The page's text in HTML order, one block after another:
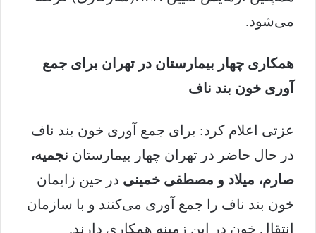
می‌شود.
همکاری چهار بیمارستان در تهران برای جمع
آوری خون بند ناف
عزتی اعلام کرد: برای جمع آوری خون بند ناف
در حال حاضر در تهران چهار بیمارستان نجمیه،
صارم، میلاد و مصطفی خمینی در حین زایمان
خون بند ناف را جمع آوری می‌کنند و با سازمان
انتقال خون در این زمینه همکاری دارند.